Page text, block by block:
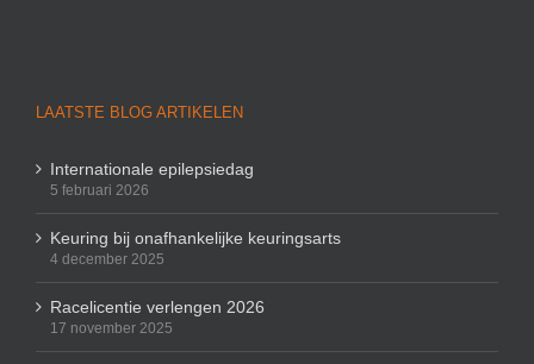
LAATSTE BLOG ARTIKELEN
Internationale epilepsiedag
5 februari 2026
Keuring bij onafhankelijke keuringsarts
4 december 2025
Racelicentie verlengen 2026
17 november 2025